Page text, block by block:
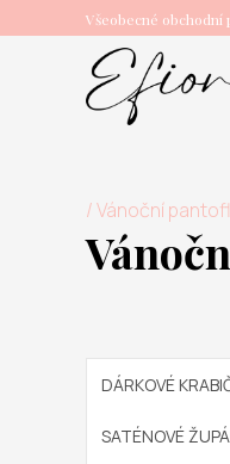
Všeobecné obchodní
/Vánoční
DÁRKOVÉ
SATÉNOVÉ